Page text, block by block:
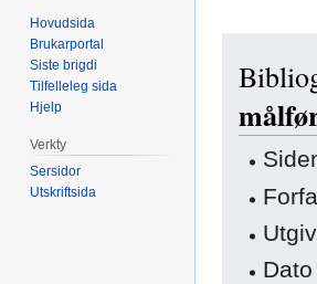
navigering
søk
Hovudsida
Brukarportal
Siste brigdi
Tilfelleleg sida
Hjelp
Verkty
Sersidor
Utskriftsida